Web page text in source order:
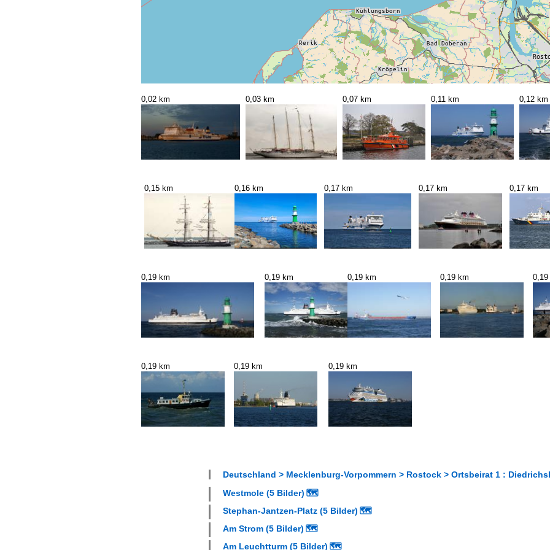
0,02 km 0,03 km 0,07 km 0,11 km 0,12 km
0,15 km 0,16 km 0,17 km 0,17 km 0,17 km
0,19 km 0,19 km 0,19 km 0,19 km 0,19
0,19 km 0,19 km 0,19 km
Deutschland > Mecklenburg-Vorpommern > Rostock > Ortsbeirat 1 :
Westmole (5 Bilder) 🗺
Stephan-Jantzen-Platz (5 Bilder) 🗺
Am Strom (5 Bilder) 🗺
Am Leuchtturm (5 Bilder) 🗺